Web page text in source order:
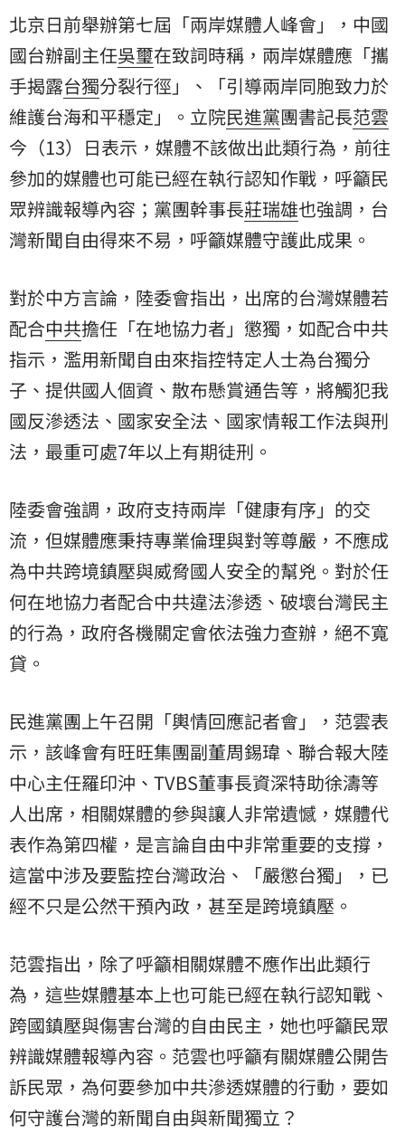
北京日前舉辦第七屆「兩岸媒體人峰會」，中國
國台辦副主任吳璽在致詞時稱，兩岸媒體應「攜
手揭露台獨分裂行徑」、「引導兩岸同胞致力於
維護台海和平穩定」。立院民進黨團書記長范雲
今（13）日表示，媒體不該做出此類行為，前往
參加的媒體也可能已經在執行認知作戰，呼籲民
眾辨識報導內容；黨團幹事長莊瑞雄也強調，台
灣新聞自由得來不易，呼籲媒體守護此成果。
對於中方言論，陸委會指出，出席的台灣媒體若
配合中共擔任「在地協力者」懲獨，如配合中共
指示，濫用新聞自由來指控特定人士為台獨分
子、提供國人個資、散布懸賞通告等，將觸犯我
國反滲透法、國家安全法、國家情報工作法與刑
法，最重可處7年以上有期徒刑。
陸委會強調，政府支持兩岸「健康有序」的交
流，但媒體應秉持專業倫理與對等尊嚴，不應成
為中共跨境鎮壓與威脅國人安全的幫兇。對於任
何在地協力者配合中共違法滲透、破壞台灣民主
的行為，政府各機關定會依法強力查辦，絕不寬
貸。
民進黨團上午召開「輿情回應記者會」，范雲表
示，該峰會有旺旺集團副董周錫瑋、聯合報大陸
中心主任羅印沖、TVBS董事長資深特助徐濤等
人出席，相關媒體的參與讓人非常遺憾，媒體代
表作為第四權，是言論自由中非常重要的支撐，
這當中涉及要監控台灣政治、「嚴懲台獨」，已
經不只是公然干預內政，甚至是跨境鎮壓。
范雲指出，除了呼籲相關媒體不應作出此類行
為，這些媒體基本上也可能已經在執行認知戰、
跨國鎮壓與傷害台灣的自由民主，她也呼籲民眾
辨識媒體報導內容。范雲也呼籲有關媒體公開告
訴民眾，為何要參加中共滲透媒體的行動，要如
何守護台灣的新聞自由與新聞獨立？